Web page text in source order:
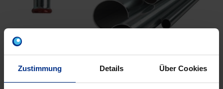
Zustimmung Details Über Cookies